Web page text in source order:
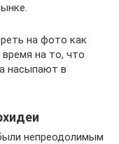
на фото как
на то, что
насыпают в
непреодолимым